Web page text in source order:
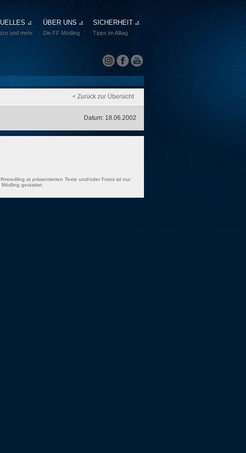
und mehr
ÜBER UNS
Die FF Mödling
SICHERHEIT
Tipps im Alltag
< Zurück zur Übersicht
Datum: 18.06.2002
präsentierten Texte und/oder Fotos ist nur
gestattet.